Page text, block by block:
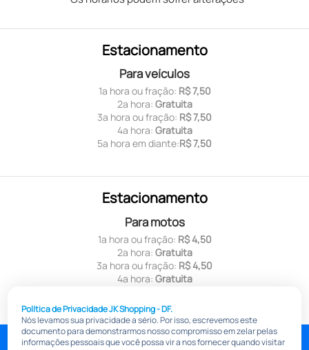
Política de Privacidade JK Shopping - DF.
Nós levamos sua privacidade a sério. Por isso, escrevemos este
documento para demonstrarmos nosso compromisso em zelar pelas
informações pessoais que você possa vir a nos fornecer quando visitar
Estacionamento
Para veículos
1ª hora ou fração: R$ 7,50
2ª hora: Gratuita
3ª hora ou fração: R$ 7,50
4ª hora: Gratuita
5ª hora em diante:R$ 7,50
Estacionamento
Para motos
1ª hora ou fração: R$ 4,50
2ª hora: Gratuita
3ª hora ou fração: R$ 4,50
4ª hora: Gratuita
jkshoppingdf.com.br